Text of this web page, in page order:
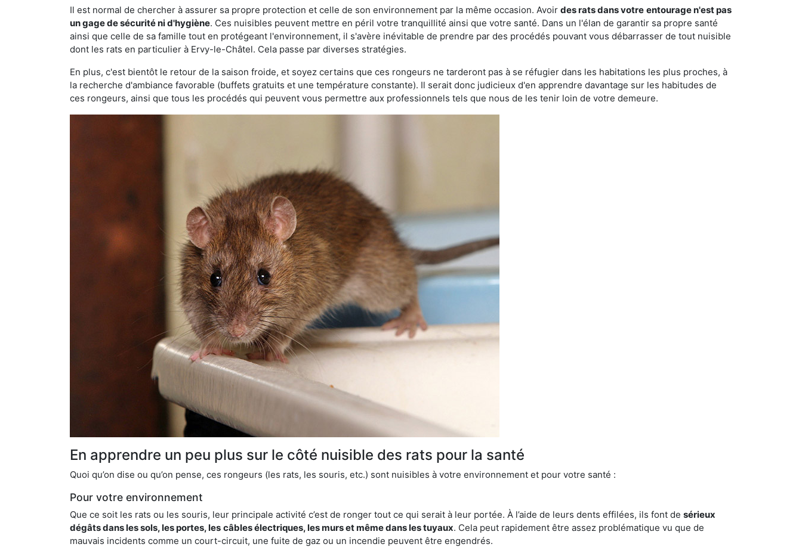
Il est normal de chercher à assurer sa propre protection et celle de son environnement par la même occasion. Avoir des rats dans votre entourage n'est pas
un gage de sécurité ni d'hygiène. Ces nuisibles peuvent mettre en péril votre tranquillité ainsi que votre santé. Dans un l'élan de garantir sa propre santé
ainsi que celle de sa famille tout en protégeant l'environnement, il s'avère inévitable de prendre par des procédés pouvant vous débarrasser de tout nuisible
dont les rats en particulier à Ervy-le-Châtel. Cela passe par diverses stratégies.
En plus, c'est bientôt le retour de la saison froide, et soyez certains que ces rongeurs ne tarderont pas à se réfugier dans les habitations les plus proches, à
la recherche d'ambiance favorable (buffets gratuits et une température constante). Il serait donc judicieux d'en apprendre davantage sur les habitudes de
ces rongeurs, ainsi que tous les procédés qui peuvent vous permettre aux professionnels tels que nous de les tenir loin de votre demeure.
En apprendre un peu plus sur le côté nuisible des rats pour la santé
Quoi qu’on dise ou qu’on pense, ces rongeurs (les rats, les souris, etc.) sont nuisibles à votre environnement et pour votre santé :
Pour votre environnement
Que ce soit les rats ou les souris, leur principale activité c’est de ronger tout ce qui serait à leur portée. À l’aide de leurs dents effilées, ils font de sérieux
dégâts dans les sols, les portes, les câbles électriques, les murs et même dans les tuyaux. Cela peut rapidement être assez problématique vu que de
mauvais incidents comme un court-circuit, une fuite de gaz ou un incendie peuvent être engendrés.